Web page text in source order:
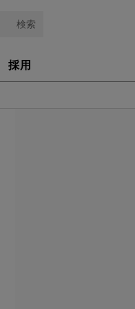
検索
採用